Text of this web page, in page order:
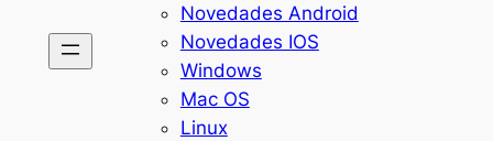
Novedades Android
Novedades IOS
Windows
Mac OS
Linux